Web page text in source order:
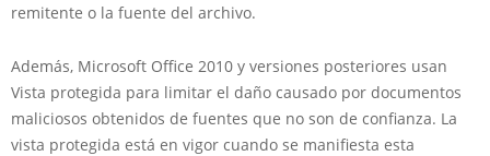
remitente o la fuente del archivo.
Además, Microsoft Office 2010 y versiones posteriores usan
Vista protegida para limitar el daño causado por documentos
maliciosos obtenidos de fuentes que no son de confianza. La
vista protegida está en vigor cuando se manifiesta esta